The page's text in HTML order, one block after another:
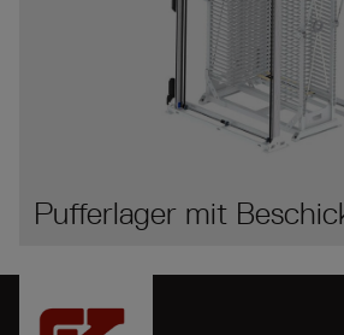
Pufferlager mit